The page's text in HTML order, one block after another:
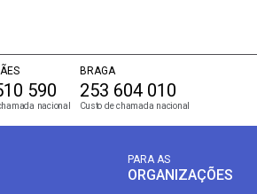
590
nacional
BRAGA
253 604 010
Custo de chamada nacional
PARA AS
ORGANIZAÇÕES